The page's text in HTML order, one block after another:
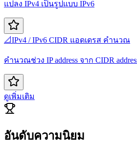
แปลง IPv4 เป็นรูปแบบ IPv6
📐IPv4 / IPv6 CIDR แอดเดรส คำนวณ
คำนวณช่วง IP address จาก CIDR
ดูเพิ่มเติม
อันดับความนิยม